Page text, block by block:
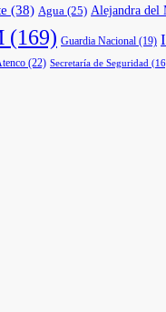
(38) Agua (25) Alejandra del
(169) Guardia Nacional (19)
(22) Secretaría de Seguridad